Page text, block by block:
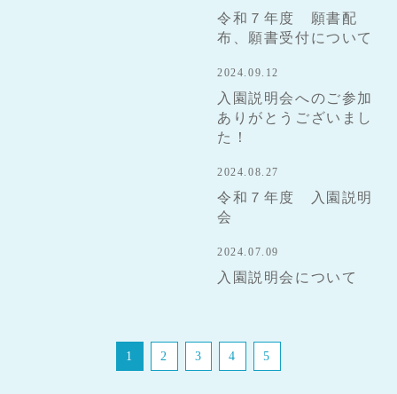
令和７年度 願書配
布、願書受付について
2024.09.12
入園説明会へのご参加
ありがとうございまし
た！
2024.08.27
令和７年度 入園説明
会
2024.07.09
入園説明会について
1 2 3 4 5